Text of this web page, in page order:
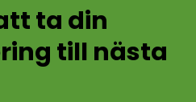
ta din
till nästa